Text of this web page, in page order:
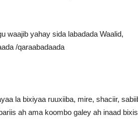
waajib yahay sida labadada Waalid,
/qaraabadaada
la bixiyaa ruuxiiba, mire, shaciir,
ah ama koombo galey ah inaad